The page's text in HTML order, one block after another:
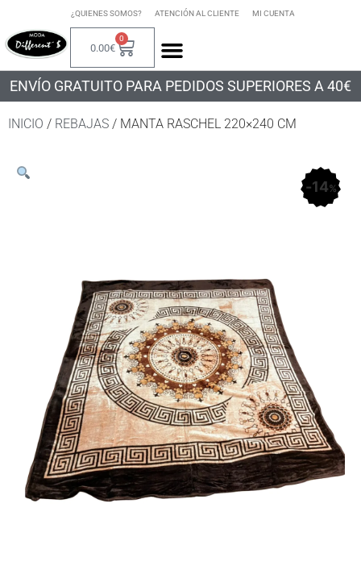
¿QUIENES SOMOS? ATENCIÓN AL CLIENTE MI CUENTA
0.00€
0
ENVÍO GRATUITO PARA PEDIDOS SUPERIORES A 40€
INICIO / REBAJAS / MANTA RASCHEL 220×240 CM
14%